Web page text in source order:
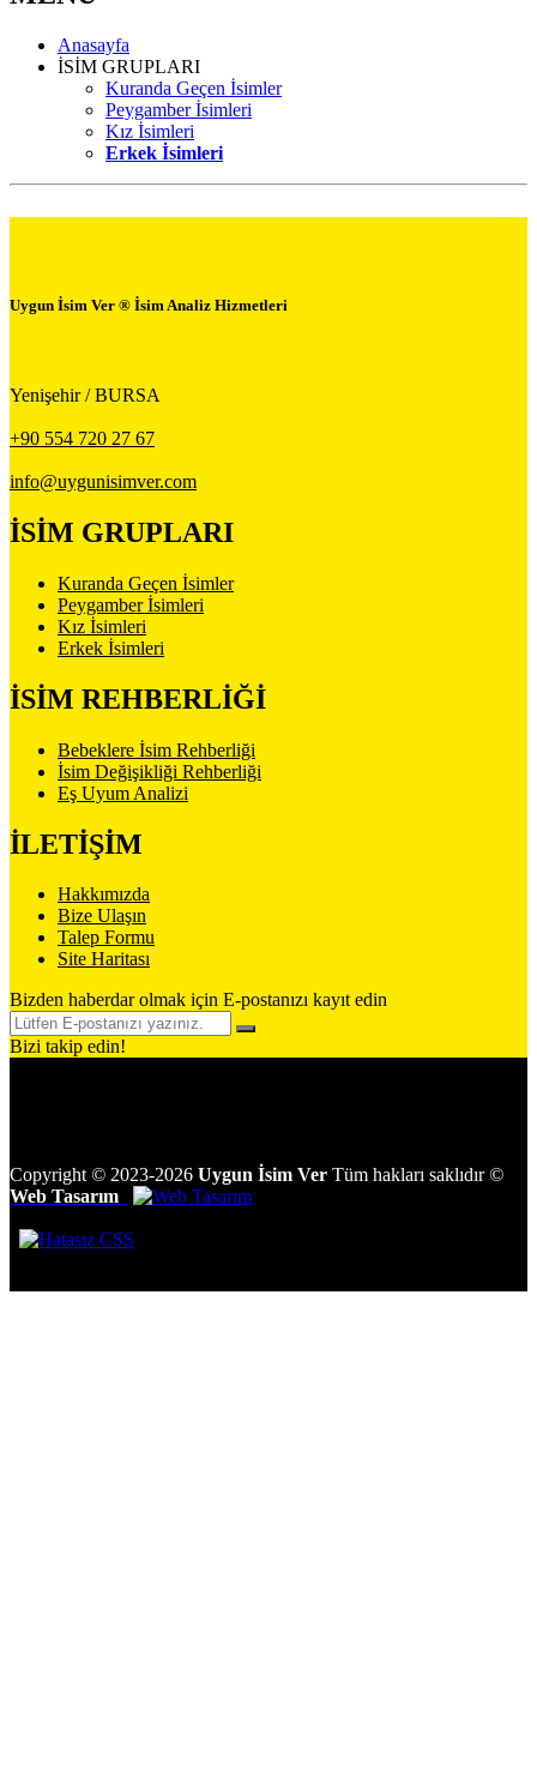
Anasayfa
İSİM GRUPLARI
Kuranda Geçen İsimler
Peygamber İsimleri
Kız İsimleri
Erkek İsimleri
Uygun İsim Ver ® İsim Analiz Hizmetleri
Yenişehir / BURSA
+90 554 720 27 67
info@uygunisimver.com
İSİM GRUPLARI
Kuranda Geçen İsimler
Peygamber İsimleri
Kız İsimleri
Erkek İsimleri
İSİM REHBERLİĞİ
Bebeklere İsim Rehberliği
İsim Değişikliği Rehberliği
Eş Uyum Analizi
İLETİŞİM
Hakkımızda
Bize Ulaşın
Talep Formu
Site Haritası
Bizden haberdar olmak için E-postanızı kayıt edin
Bizi takip edin!
Copyright © 2023-2026 Uygun İsim Ver Tüm hakları saklıdır ©
Web Tasarım